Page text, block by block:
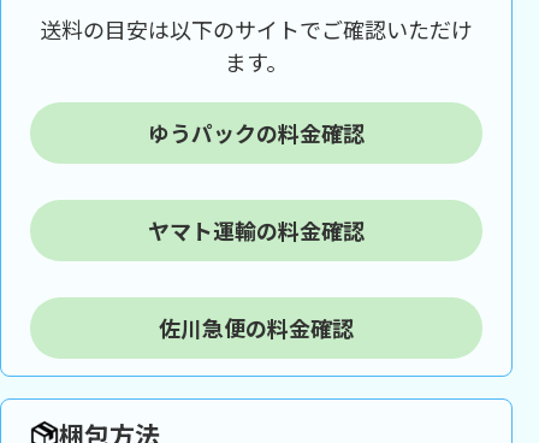
送料の目安は以下のサイトでご確認いただけ
ます。
ゆうパックの料金確認
ヤマト運輸の料金確認
佐川急便の料金確認
梱包方法